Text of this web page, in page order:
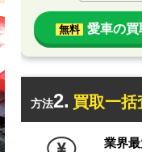
無料 愛車の買
方法2. 買取一括
業界最